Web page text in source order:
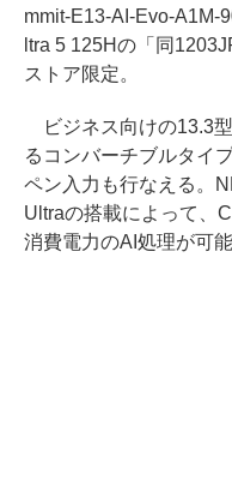
mmit-E13-AI-Evo-A1M-
ltra 5 125Hの「同
ストア限定。
ビジネス向けの13.3
るコンバーチブルタイ
ペン入力も行なえる。
Ultraの搭載によって、
消費電力のAI処理が可